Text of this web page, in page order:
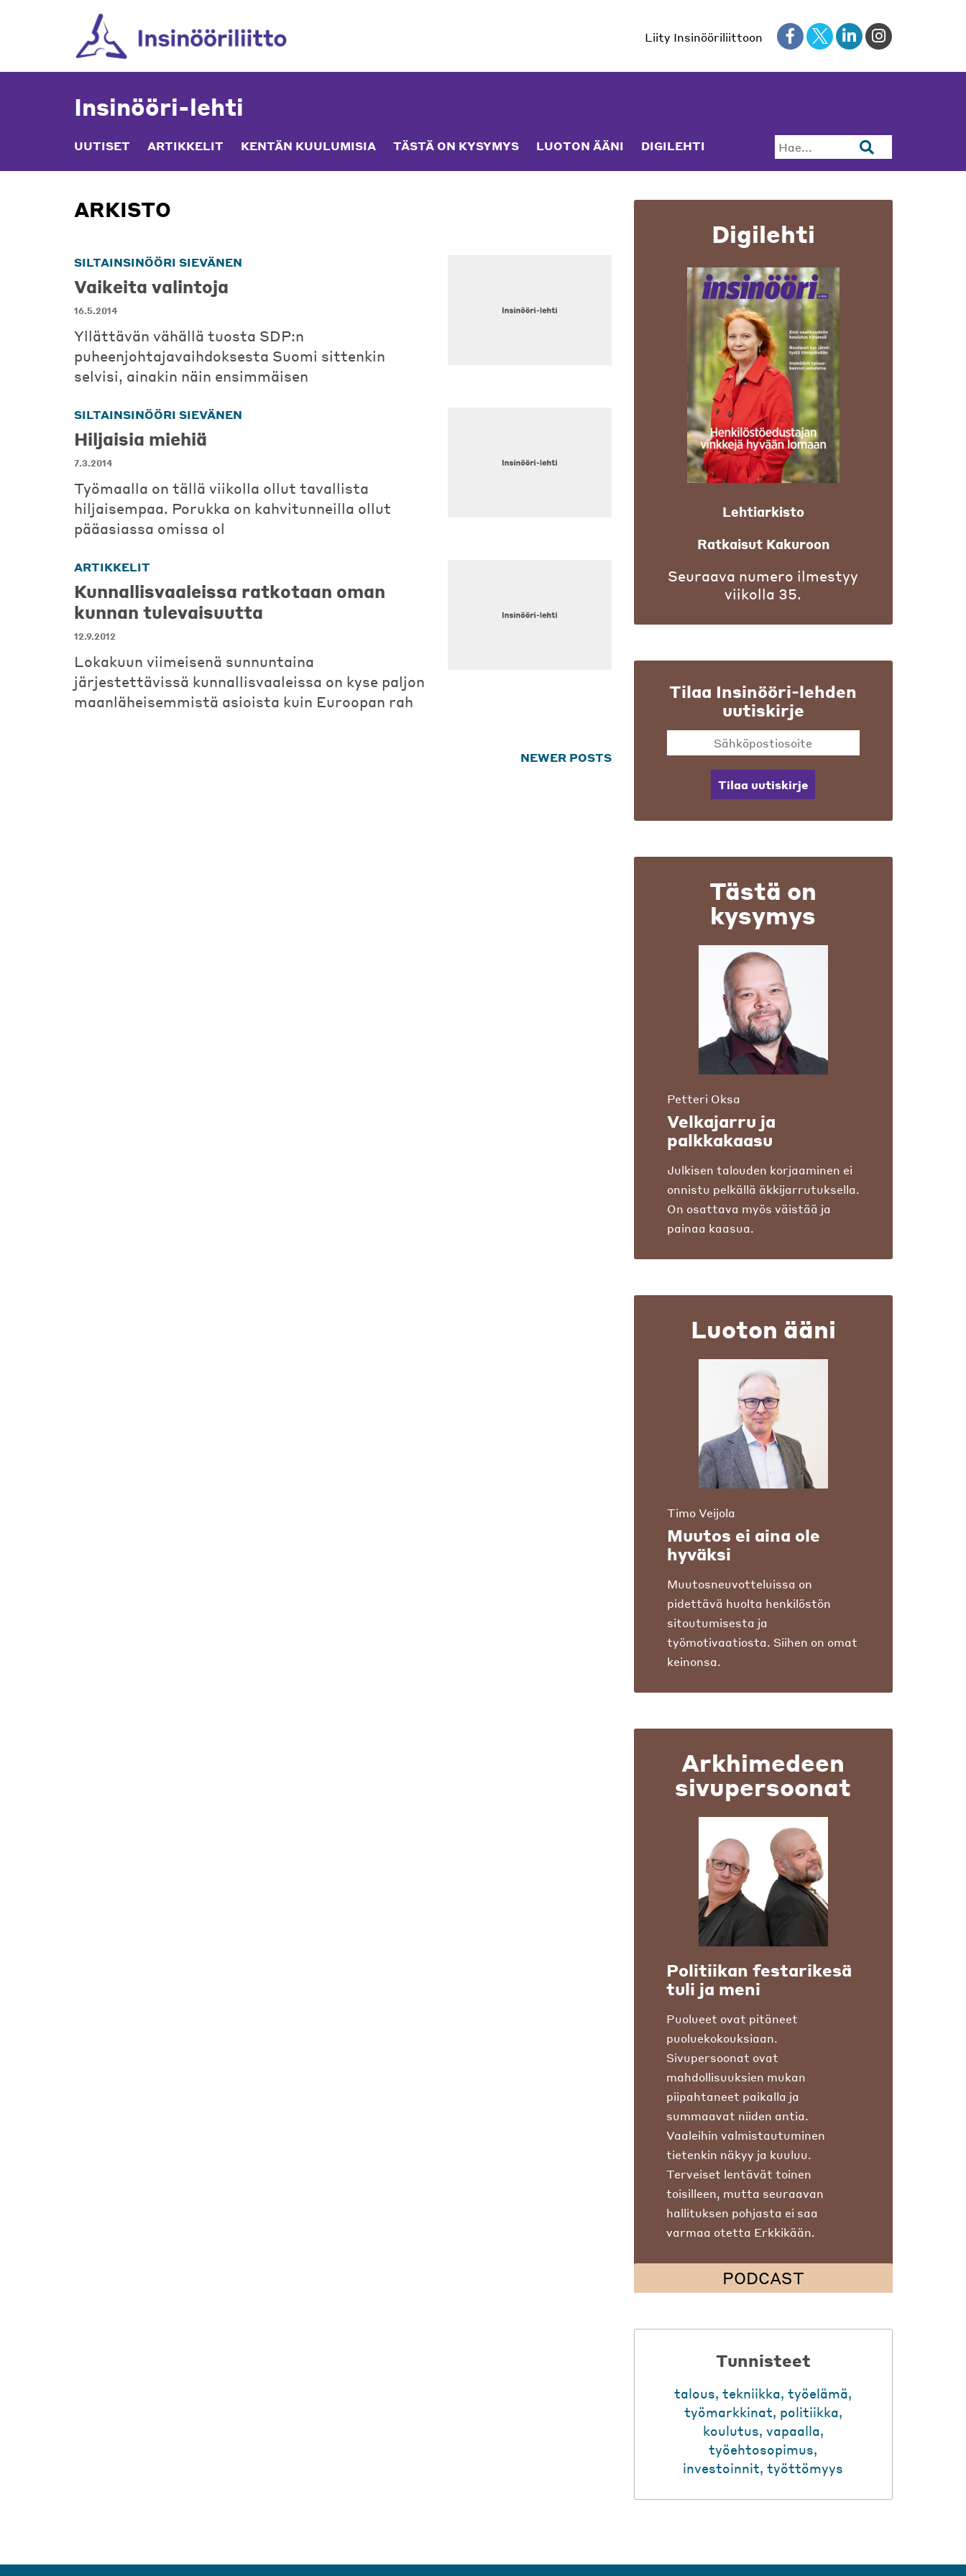
Liity Insinööriliittoon
Insinööri-lehti
UUTISET ARTIKKELIT KENTÄN KUULUMISIA TÄSTÄ ON KYSYMYS LUOTON ÄÄNI DIGILEHTI Hae...
ARKISTO
SILTAINSINÖÖRI SIEVÄNEN
Vaikeita valintoja
16.5.2014
Yllättävän vähällä tuosta SDP:n
puheenjohtajavaihdoksesta Suomi sittenkin
selvisi, ainakin näin ensimmäisen
SILTAINSINÖÖRI SIEVÄNEN
Hiljaisia miehiä
7.3.2014
Työmaalla on tällä viikolla ollut tavallista
hiljaisempaa. Porukka on kahvitunneilla ollut
pääasiassa omissa ol
ARTIKKELIT
Kunnallisvaaleissa ratkotaan oman
kunnan tulevaisuutta
12.9.2012
Lokakuun viimeisenä sunnuntaina
järjestettävissä kunnallisvaaleissa on kyse paljon
maanläheisemmistä asioista kuin Euroopan rah
NEWER POSTS
Digilehti
Lehtiarkisto
Ratkaisut Kakuroon
Seuraava numero ilmestyy
viikolla 35.
Tilaa Insinööri-lehden
uutiskirje
Tilaa uutiskirje
Tästä on
kysymys
Petteri Oksa
Velkajarru ja
palkkakaasu
Julkisen talouden korjaaminen ei
onnistu pelkällä äkkijarrutuksella.
On osattava myös väistää ja
painaa kaasua.
Luoton ääni
Timo Veijola
Muutos ei aina ole
hyväksi
Muutosneuvotteluissa on
pidettävä huolta henkilöstön
sitoutumisesta ja
työmotivaatiosta. Siihen on omat
keinonsa.
Arkhimedeen
sivupersoonat
Politiikan festarikesä
tuli ja meni
Puolueet ovat pitäneet
puoluekokouksiaan.
Sivupersoonat ovat
mahdollisuuksien mukan
piipahtaneet paikalla ja
summaavat niiden antia.
Vaaleihin valmistautuminen
tietenkin näkyy ja kuuluu.
Terveiset lentävät toinen
toisilleen, mutta seuraavan
hallituksen pohjasta ei saa
varmaa otetta Erkkikään.
PODCAST
Tunnisteet
talous,tekniikka,työelämä,
työmarkkinat, politiikka,
koulutus, vapaalla,
työehtosopimus,
investoinnit,työttömyys